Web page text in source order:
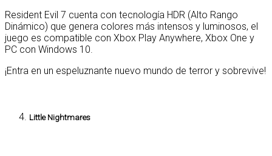
Resident Evil 7 cuenta con tecnología HDR (Alto Rango
Dinámico) que genera colores más intensos y luminosos, el
juego es compatible con Xbox Play Anywhere, Xbox One y
PC con Windows 10.
¡Entra en un espeluznante nuevo mundo de terror y sobrevive!
Little Nightmares